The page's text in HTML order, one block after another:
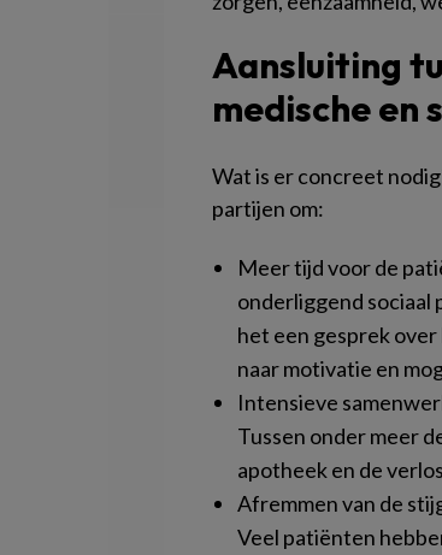
Aansluiting
medische en
Wat is er concreet
partijen om:
Meer tijd voor de
onderliggend sociaal
het een gesprek
naar motivatie en
Intensieve
Tussen onder meer
apotheek en de
Afremmen van de
Veel patiënten